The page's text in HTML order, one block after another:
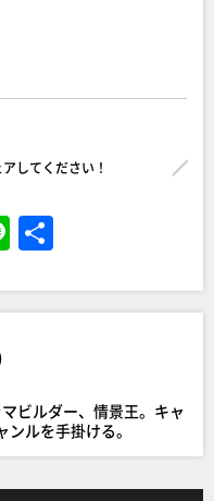
してください！
Li
n
e
ビルダー、情景王。キャ
ルを手掛ける。